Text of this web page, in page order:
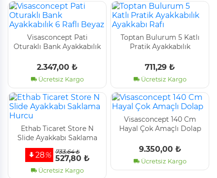
Vi̇sasconcept Pati̇
Oturaklı Bank Ayakkabılık
2.347,00 ₺
Ücretsiz Kargo
Toptan Bulurum 5 Katlı
Pratik Ayakkabılık
711,29 ₺
Ücretsiz Kargo
Ethab Ti̇caret Store N
Sli̇de Ayakkabı Saklama
Hurcu
28% 733,64 ₺
527,80 ₺
Ücretsiz Kargo
Vi̇sasconcept 140 Cm
Hayal Çok Amaçlı Dolap
9.350,00 ₺
Ücretsiz Kargo